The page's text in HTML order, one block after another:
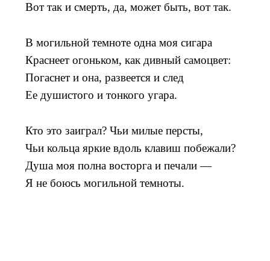
Вот так и смерть, да, может быть, вот так.
В могильной темноте одна моя сигара
Краснеет огоньком, как дивный самоцвет:
Погаснет и она, развеется и след
Ее душистого и тонкого угара.
Кто это заиграл? Чьи милые персты,
Чьи кольца яркие вдоль клавиш побежали?
Душа моя полна восторга и печали —
Я не боюсь могильной темноты.